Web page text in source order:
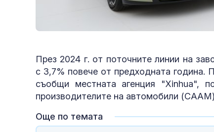
През 2024 г. от поточните линии на
с 3,7% повече от предходната година.
съобщи местната агенция "Xinhua",
производителите на автомобили
Още по темата